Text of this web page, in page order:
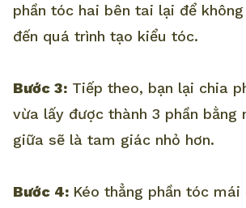
phần tóc hai bên tai lại để không
đến quá trình tạo kiểu tóc.
Bước 3: Tiếp theo, bạn lại chia
vừa lấy được thành 3 phần bằng
giữa sẽ là tam giác nhỏ hơn.
Bước 4: Kéo thẳng phần tóc